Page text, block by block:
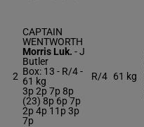
2
CAPTAIN
WENTWORTH
Morris Luk. -J
Butler
Box: 13 - R/4 -
61 kg
3p 2p 7p 8p
(23) 8p 6p 7p
2p 4p 11p 3p
7p
R/4 61 kg